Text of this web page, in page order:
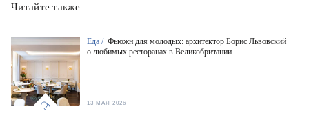
Читайте также
Еда / Фьюжн для молодых: архитектор Борис Львовский
о любимых ресторанах в Великобритании
13 МАЯ 2026